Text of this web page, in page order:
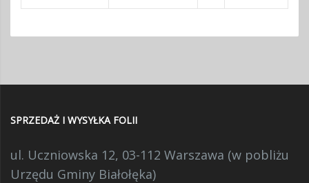
SPRZEDAŻ I WYSYŁKA FOLII
ul. Uczniowska 12, 03-112 Warszawa (w pobliżu
Urzędu Gminy Białołęka)